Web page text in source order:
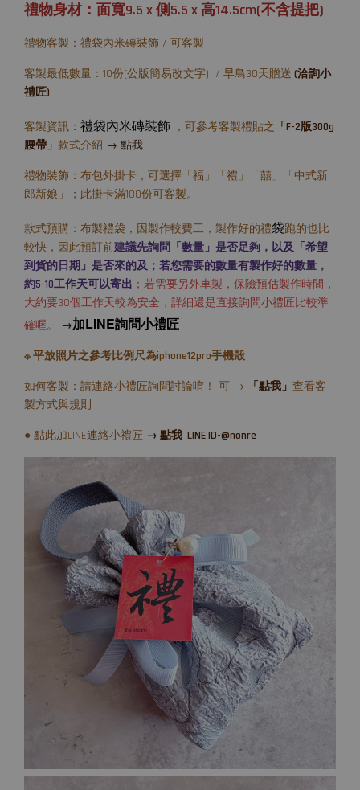
禮物身材：面寬9.5 x 側5.5 x 高14.5cm(不含提把)
禮物客製：禮袋內米磚裝飾 / 可客製
客製最低數量：10份(公版簡易改文字) / 早鳥30天贈送 (洽詢小
禮匠)
客製資訊： 禮袋內米磚裝飾 ，可參考客製禮貼之 「F-2版300g
腰帶」 款式介紹 → 點我
禮物裝飾：布包外掛卡，可選擇「福」「禮」「囍」「中式新
郎新娘」；此掛卡滿100份可客製。
款式預購：布製禮袋，因製作較費工，製作好的禮袋跑的也比
較快，因此預訂前建議先詢問「數量」是否足夠，以及「希望
到貨的日期」是否來的及；若您需要的數量有製作好的數量，
約5-10工作天可以寄出 ； 若需要另外車製，保險預估製作時間，
大約要30個工作天較為安全，詳細還是直接詢問小禮匠比較準
確喔。 →加LINE詢問小禮匠
※ 平放照片之參考比例尺為iphone12pro手機殼
如何客製：請連絡小禮匠詢問討論唷！ 可 → 「點我」 查看客
製方式與規則
● 點此加LINE連絡小禮匠 → 點我 LINE ID-@nonre